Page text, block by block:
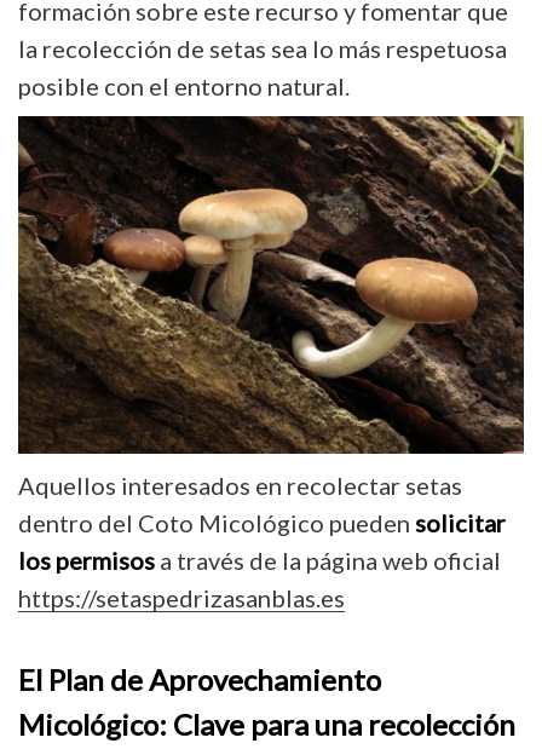
formación sobre este recurso y fomentar que
la recolección de setas sea lo más respetuosa
posible con el entorno natural.
Aquellos interesados en recolectar setas
dentro del Coto Micológico pueden solicitar
los permisos a través de la página web oficial
https://setaspedrizasanblas.es
El Plan de Aprovechamiento
Micológico: Clave para una recolección